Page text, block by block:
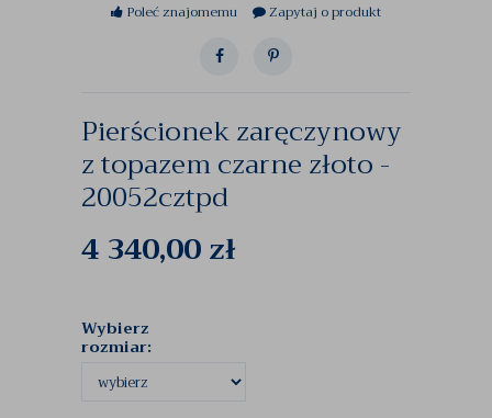
Poleć znajomemu Zapytaj o produkt
Pierścionek zaręczynowy
z topazem czarne złoto -
20052cztpd
4 340,00zł
Wybierz
rozmiar: